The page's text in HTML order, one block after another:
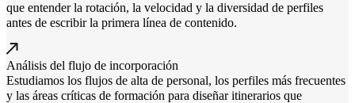
que entender la rotación, la velocidad y la diversidad de perfiles
antes de escribir la primera línea de contenido.
Análisis del flujo de incorporación
Estudiamos los flujos de alta de personal, los perfiles más frecuentes
y las áreas críticas de formación para diseñar itinerarios que